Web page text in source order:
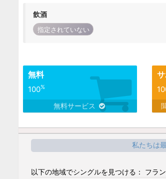
飲酒
指定されていない
無料
100%
無料サービス
私たちは
以下の地域でシングルを見つける： フラ